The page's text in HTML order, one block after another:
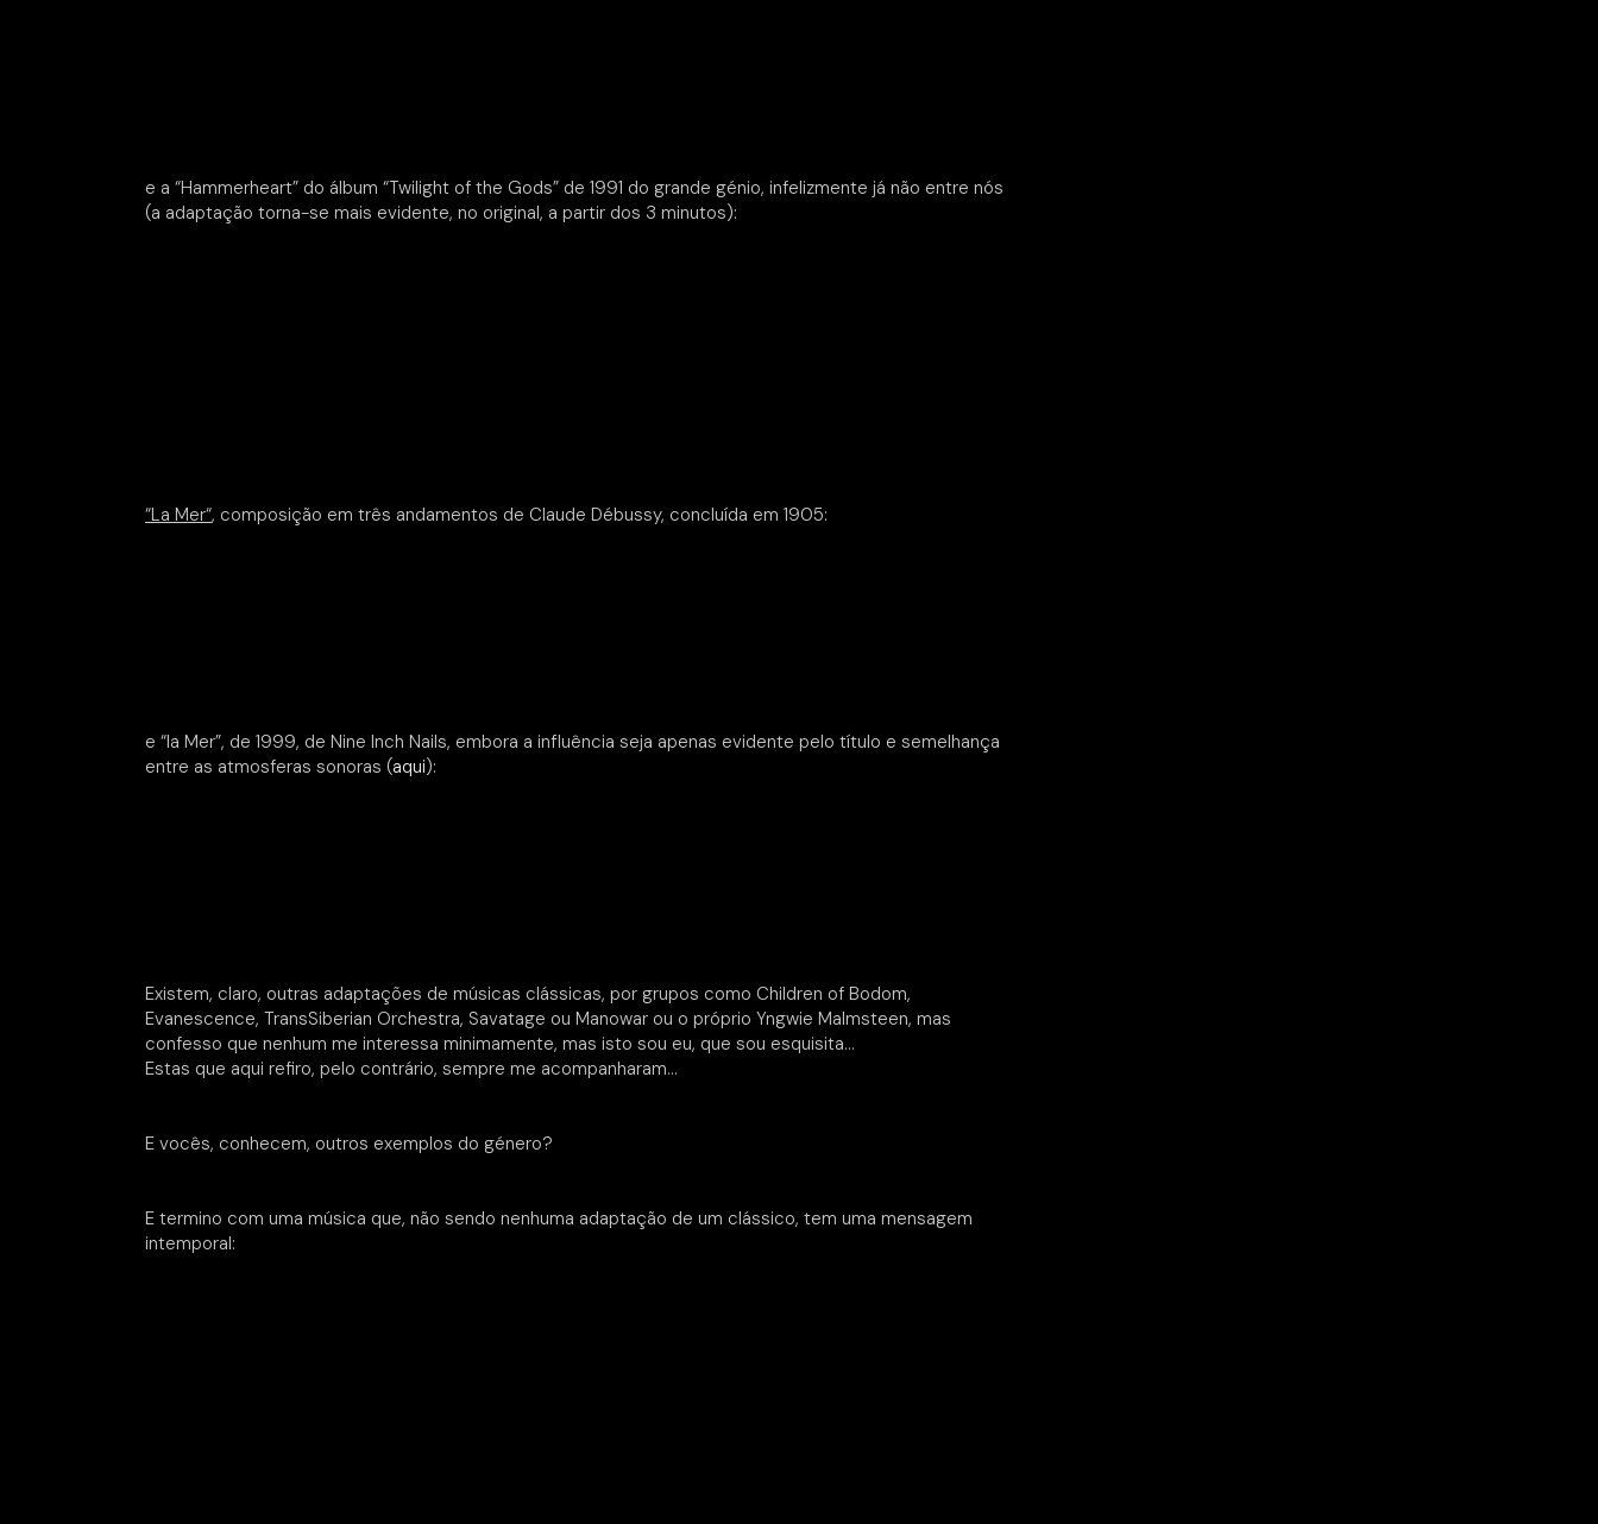
e a “Hammerheart” do álbum “Twilight of the Gods” de 1991 do grande génio, infelizmente já não entre nós
(a adaptação torna-se mais evidente, no original, a partir dos 3 minutos):
“La Mer“, composição em três andamentos de Claude Débussy, concluída em 1905:
e “la Mer”, de 1999, de Nine Inch Nails, embora a influência seja apenas evidente pelo título e semelhança
entre as atmosferas sonoras (aqui):
Existem, claro, outras adaptações de músicas clássicas, por grupos como Children of Bodom,
Evanescence, TransSiberian Orchestra, Savatage ou Manowar ou o próprio Yngwie Malmsteen, mas
confesso que nenhum me interessa minimamente, mas isto sou eu, que sou esquisita…
Estas que aqui refiro, pelo contrário, sempre me acompanharam…
E vocês, conhecem, outros exemplos do género?
E termino com uma música que, não sendo nenhuma adaptação de um clássico, tem uma mensagem
intemporal: